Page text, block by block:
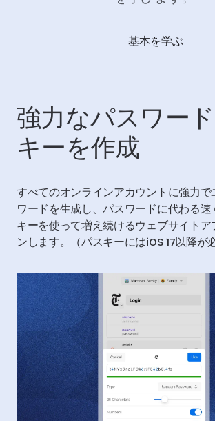
基本を学ぶ
強力なパスワー
キーを作成
すべてのオンラインアカウントに強力で
ワードを生成し、パスワードに代わる速
キーを使って増え続けるウェブサイトア
ンします。（パスキーにはiOS 17以降が